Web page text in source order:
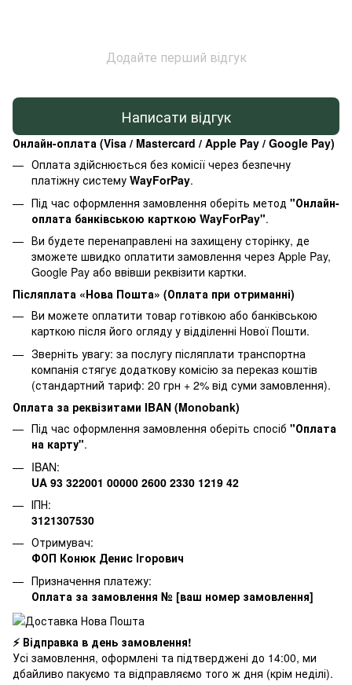
Додайте перший відгук
Написати відгук
Онлайн-оплата (Visa / Mastercard / Apple Pay / Google Pay)
Оплата здійснюється без комісії через безпечну
платіжну систему WayForPay.
Під час оформлення замовлення оберіть метод "Онлайн-
оплата банківською карткою WayForPay".
Ви будете перенаправлені на захищену сторінку, де
зможете швидко оплатити замовлення через Apple Pay,
Google Pay або ввівши реквізити картки.
Післяплата «Нова Пошта» (Оплата при отриманні)
Ви можете оплатити товар готівкою або банківською
карткою після його огляду у відділенні Нової Пошти.
Зверніть увагу: за послугу післяплати транспортна
компанія стягує додаткову комісію за переказ коштів
(стандартний тариф: 20 грн + 2% від суми замовлення).
Оплата за реквізитами IBAN (Monobank)
Під час оформлення замовлення оберіть спосіб "Оплата
на карту".
IBAN:
UA 93 322001 00000 2600 2330 1219 42
ІПН:
3121307530
Отримувач:
ФОП Конюк Денис Ігорович
Призначення платежу:
Оплата за замовлення № [ваш номер замовлення]
⚡ Відправка в день замовлення!
Усі замовлення, оформлені та підтверджені до 14:00, ми
дбайливо пакуємо та відправляємо того ж дня (крім неділі).